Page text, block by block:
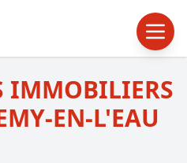
IMMOBILIERS
EN-L'EAU